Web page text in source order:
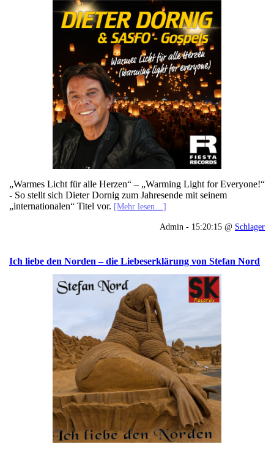
„Warmes Licht für alle Herzen“ – „Warming Light for Everyone!“
- So stellt sich Dieter Dornig zum Jahresende mit seinem
„internationalen“ Titel vor. [Mehr lesen…]
Admin - 15:20:15 @ Schlager
Ich liebe den Norden – die Liebeserklärung von Stefan Nord